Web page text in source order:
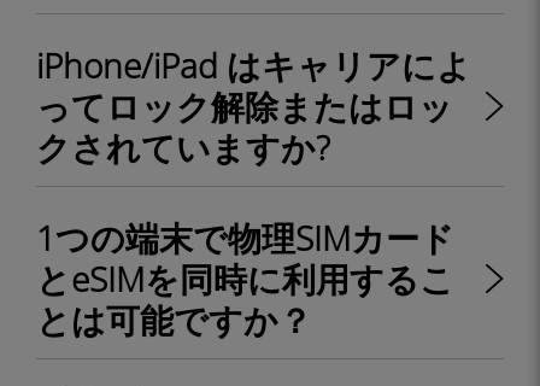
iPhone/iPad はキャリアによ
ってロック解除またはロッ
クされていますか?
1つの端末で物理SIMカード
とeSIMを同時に利用するこ
とは可能ですか？